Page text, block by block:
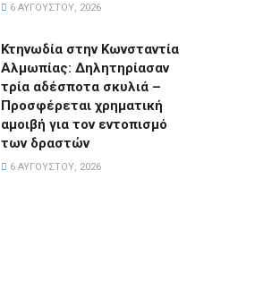
6 ΑΥΓΟΎΣΤΟΥ, 2026
Κτηνωδία στην Κωνσταντία
Αλμωπίας: Δηλητηρίασαν
τρία αδέσποτα σκυλιά –
Προσφέρεται χρηματική
αμοιβή για τον εντοπισμό
των δραστών
6 ΑΥΓΟΎΣΤΟΥ, 2026